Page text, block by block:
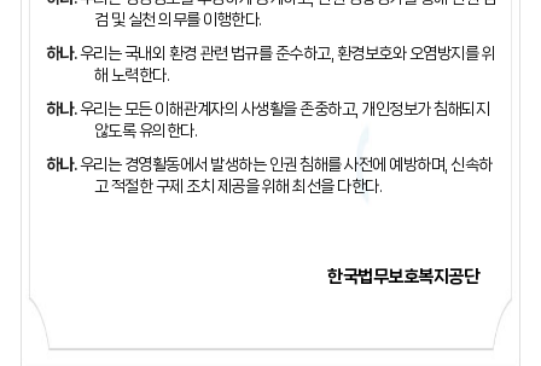
검 및 실천 의무를 이행한다.
하나.우리는 국내외 환경 관련 법규를 준수하고, 환경보호와 오염방지를 위
해 노력한다.
하나.우리는 모든 이해관계자의 사생활을 존중하고, 개인정보가 침해되지
않도록 유의한다.
하나.우리는 경영활동에서 발생하는 인권 침해를 사전에 예방하며, 신속하
고 적절한 구제 조치 제공을 위해 최선을 다한다.
한국법무보호복지공단